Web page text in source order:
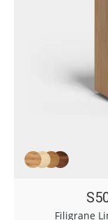
Filigrane